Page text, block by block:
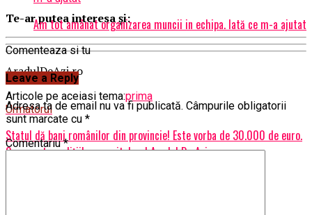
Te-ar putea interesa și:
AradulDeAzi.ro
Articole pe aceiasi tema:prima
Urmatorul
Statul dă bani românilor din provincie! Este vorba de 30.000 de euro.
Care sunt condițiile – capital.ro | Aradul De Azi
Am tot amânat organizarea muncii in echipa. Iată ce m-a ajutat
Comenteaza si tu
Leave a Reply
Adresa ta de email nu va fi publicată. Câmpurile obligatorii
sunt marcate cu *
Comentariu*